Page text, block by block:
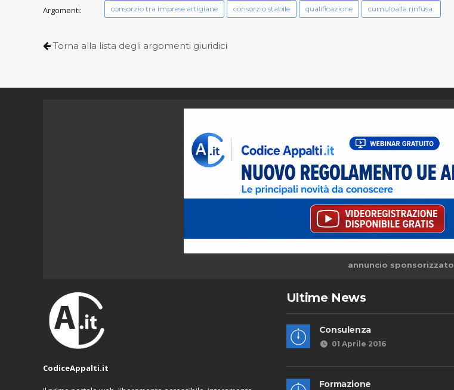
Argomenti: consorzio tra imprese artigiane consorzio stabile qualificazione cumuloalla rinfusa.
Torna alla lista degli argomenti giuridici
annuncio sponsorizzato
CodiceAppalti.it
Ultime News
Consulenza
01 Aprile 2016
Formazione